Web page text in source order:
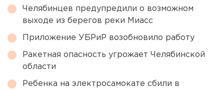
Челябинцев предупредили о возможном
выходе из берегов реки Миасс
Приложение УБРиР возобновило работу
Ракетная опасность угрожает Челябинской
области
Ребенка на электросамокате сбили в